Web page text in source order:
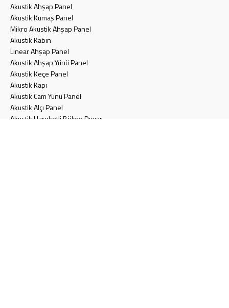
Akustik Ahşap Panel
Akustik Kumaş Panel
Mikro Akustik Ahşap Panel
Akustik Kabin
Linear Ahşap Panel
Akustik Ahşap Yünü Panel
Akustik Keçe Panel
Akustik Kapı
Akustik Cam Yünü Panel
Akustik Alçı Panel
Akustik Hareketli Bölme Duvar